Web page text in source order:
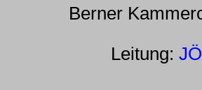
Berner
Leitung: